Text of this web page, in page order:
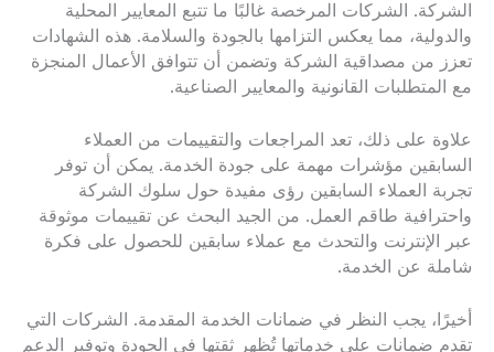
الشركة. الشركات المرخصة غالبًا ما تتبع المعايير المحلية
والدولية، مما يعكس التزامها بالجودة والسلامة. هذه الشهادات
تعزز من مصداقية الشركة وتضمن أن تتوافق الأعمال المنجزة
مع المتطلبات القانونية والمعايير الصناعية.
علاوة على ذلك، تعد المراجعات والتقييمات من العملاء
السابقين مؤشرات مهمة على جودة الخدمة. يمكن أن توفر
تجربة العملاء السابقين رؤى مفيدة حول سلوك الشركة
واحترافية طاقم العمل. من الجيد البحث عن تقييمات موثوقة
عبر الإنترنت والتحدث مع عملاء سابقين للحصول على فكرة
شاملة عن الخدمة.
أخيرًا، يجب النظر في ضمانات الخدمة المقدمة. الشركات التي
تقدم ضمانات على خدماتها تُظهر ثقتها في الجودة وتوفير الدعم